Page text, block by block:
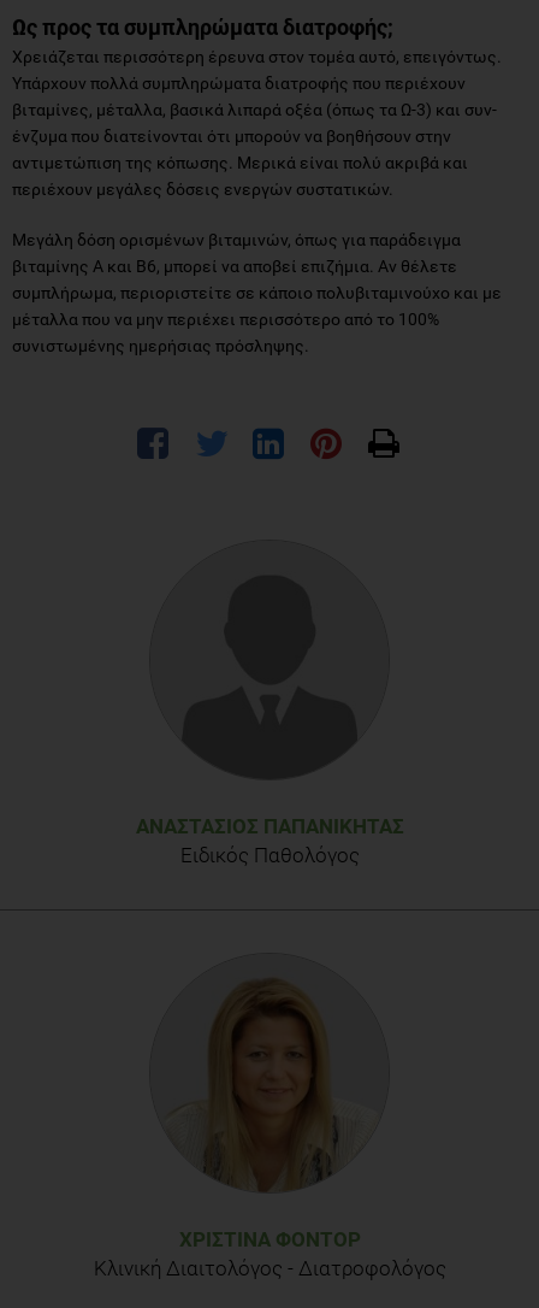
Ως προς τα συμπληρώματα διατροφής;
Χρειάζεται περισσότερη έρευνα στον τομέα αυτό, επειγόντως.
Υπάρχουν πολλά συμπληρώματα διατροφής που περιέχουν
βιταμίνες, μέταλλα, βασικά λιπαρά οξέα (όπως τα Ω-3) και συν-
ένζυμα που διατείνονται ότι μπορούν να βοηθήσουν στην
αντιμετώπιση της κόπωσης. Μερικά είναι πολύ ακριβά και
περιέχουν μεγάλες δόσεις ενεργών συστατικών.
Μεγάλη δόση ορισμένων βιταμινών, όπως για παράδειγμα
βιταμίνης Α και Β6, μπορεί να αποβεί επιζήμια. Αν θέλετε
συμπλήρωμα, περιοριστείτε σε κάποιο πολυβιταμινούχο και με
μέταλλα που να μην περιέχει περισσότερο από το 100%
συνιστωμένης ημερήσιας πρόσληψης.
ΑΝΑΣΤΆΣΙΟΣ ΠΑΠΑΝΙΚΉΤΑΣ
Ειδικός Παθολόγος
ΧΡΙΣΤΊΝΑ ΦΟΝΤΌΡ
Κλινική Διαιτολόγος - Διατροφολόγος